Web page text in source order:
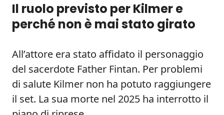
Il ruolo previsto per Kilmer e
perché non è mai stato girato
All’attore era stato affidato il personaggio
del sacerdote Father Fintan. Per problemi
di salute Kilmer non ha potuto raggiungere
il set. La sua morte nel 2025 ha interrotto il